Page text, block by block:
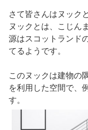
さて皆さんはヌック
ヌックとは、こじん
源はスコットランド
てるようです。
このヌックは建物の
を利用した空間で、
す。